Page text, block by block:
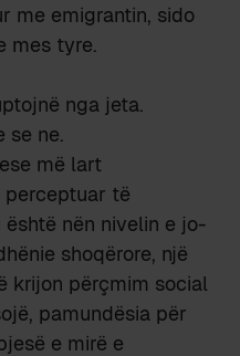
me emigrantin, sido
mes tyre.
nga jeta.
se ne.
më lart
të
nën nivelin e jo-
shoqërore, një
krijon përçmim social
pamundësia për
e mirë e